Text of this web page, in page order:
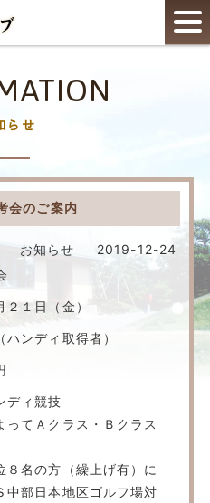
らせ
会のご案内
お知らせ
2019-12-24
日（金）
ンディ取得者）
ィ競技
クラス・Ｂクラス
方（繰上げ有）に
本地区ゴルフ場対